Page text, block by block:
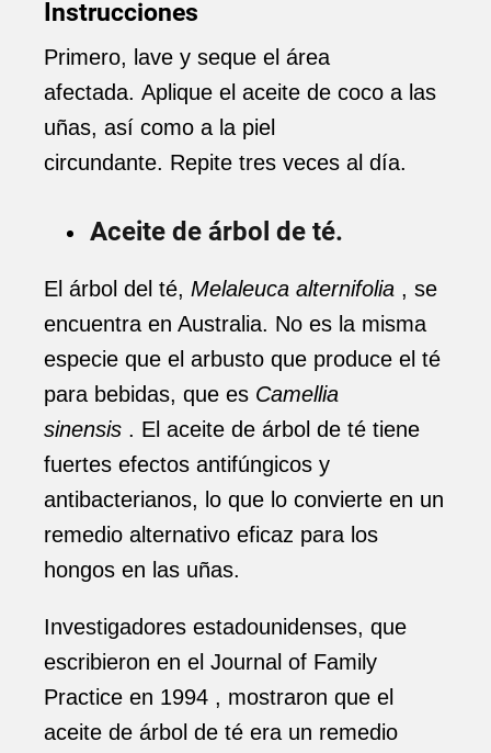
Instrucciones
Primero, lave y seque el área
afectada. Aplique el aceite de coco a las
uñas, así como a la piel
circundante. Repite tres veces al día.
Aceite de árbol de té.
El árbol del té, Melaleuca alternifolia , se
encuentra en Australia. No es la misma
especie que el arbusto que produce el té
para bebidas, que es Camellia
sinensis . El aceite de árbol de té tiene
fuertes efectos antifúngicos y
antibacterianos, lo que lo convierte en un
remedio alternativo eficaz para los
hongos en las uñas.
Investigadores estadounidenses, que
escribieron en el Journal of Family
Practice en 1994 , mostraron que el
aceite de árbol de té era un remedio